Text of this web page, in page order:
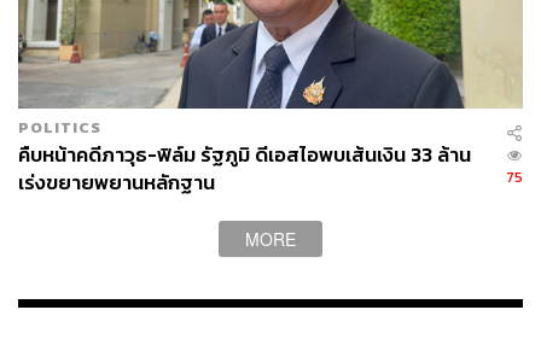
POLITICS
คืบหน้าคดีภาวุธ-ฟิล์ม รัฐภูมิ ดีเอสไอพบเส้นเงิน 33 ล้าน
เร่งขยายพยานหลักฐาน
75
MORE